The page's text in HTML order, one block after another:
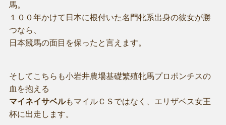
馬。
１００年かけて日本に根付いた名門牝系出身の彼女が勝
つなら、
日本競馬の面目を保ったと言えます。
そしてこちらも小岩井農場基礎繁殖牝馬プロポンチスの
血を抱える
マイネイサベルもマイルＣＳではなく、エリザベス女王
杯に出走します。